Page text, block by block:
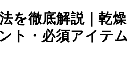
を徹底解説｜乾
ト・必須アイテ